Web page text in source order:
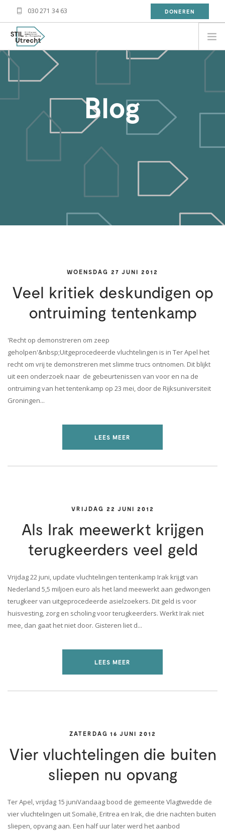
030 271 34 63 DONEREN
NEED HELP?
BESOIN D'AIDE?
معلومة
WAT DOET STIL?
WAT KAN JIJ DOEN?
NIEUWS
Blog
WOENSDAG 27 JUNI 2012
Veel kritiek deskundigen op
ontruiming tentenkamp
'Recht op demonstreren om zeep
geholpen'&nbsp;Uitgeprocedeerde vluchtelingen is in Ter Apel het
recht om vrij te demonstreren met slimme trucs ontnomen. Dit blijkt
uit een onderzoek naar de gebeurtenissen van voor en na de
ontruiming van het tentenkamp op 23 mei, door de Rijksuniversiteit
Groningen...
LEES MEER
VRIJDAG 22 JUNI 2012
Als Irak meewerkt krijgen
terugkeerders veel geld
Vrijdag 22 juni, update vluchtelingen tentenkamp Irak krijgt van
Nederland 5,5 miljoen euro als het land meewerkt aan gedwongen
terugkeer van uitgeprocedeerde asielzoekers. Dit geld is voor
huisvesting, zorg en scholing voor terugkeerders. Werkt Irak niet
mee, dan gaat het niet door. Gisteren liet d...
LEES MEER
ZATERDAG 16 JUNI 2012
Vier vluchtelingen die buiten
sliepen nu opvang
Ter Apel, vrijdag 15 juniVandaag bood de gemeente Vlagtwedde de
vier vluchtelingen uit Somalië, Eritrea en Irak, die drie nachten buiten
sliepen, opvang aan. Een half uur later werd het aanbod